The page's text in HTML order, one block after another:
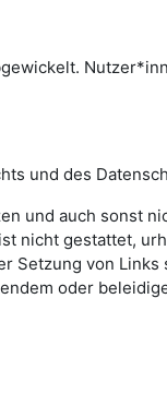
und des
und auch sonst
nicht gestattet,
Setzung von
oder